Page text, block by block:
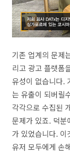
기존 업계의 문제
리고 광고 플랫폼
유성이 없습니다.
는 유출이 되버릴
각각으로 수집된
문제가 있죠. 덕분
가 있었습니다. 이
유저 모두에게 손